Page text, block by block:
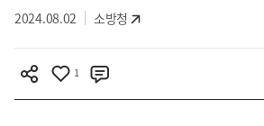
2024.08.02 소방청
1